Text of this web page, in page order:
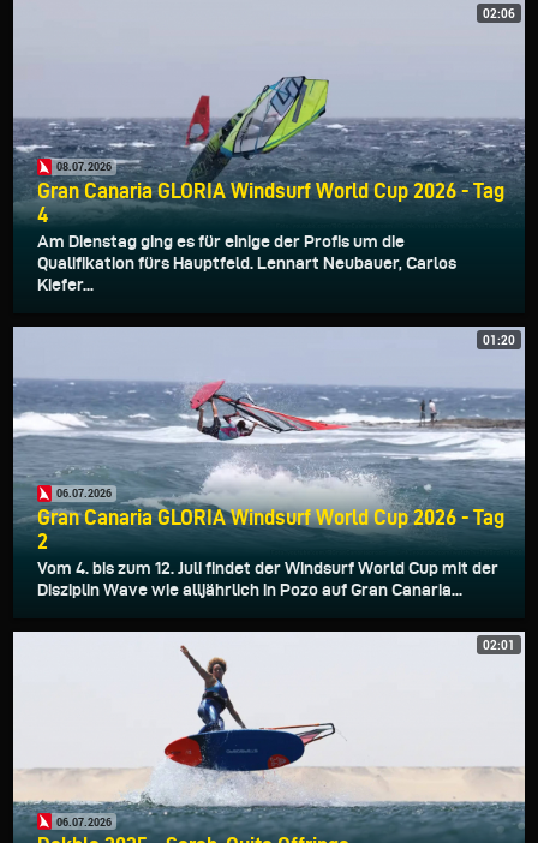
02:06
08.07.2026
Gran Canaria GLORIA Windsurf World Cup 2026 - Tag
4
Am Dienstag ging es für einige der Profis um die
Qualifikation fürs Hauptfeld. Lennart Neubauer, Carlos
Kiefer...
01:20
06.07.2026
Gran Canaria GLORIA Windsurf World Cup 2026 - Tag
2
Vom 4. bis zum 12. Juli findet der Windsurf World Cup mit der
Disziplin Wave wie alljährlich in Pozo auf Gran Canaria...
02:01
06.07.2026